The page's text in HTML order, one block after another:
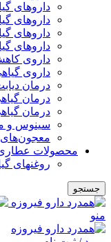
داروهای
داروهای
داروهای
داروهای
داروی
داروی
درمان
درمان
درمان
سینوس و
معجون‌های
محصولات
روغنهای
جستجو
منو